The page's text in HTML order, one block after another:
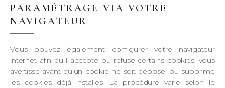
PARAMÉTRAGE VIA VOTRE
NAVIGATEUR
Vous pouvez également configurer votre navigateur
internet afin qu'il accepte ou refuse certains cookies, vous
avertisse avant qu'un cookie ne soit déposé, ou supprime
les cookies déjà installés. La procédure varie selon le